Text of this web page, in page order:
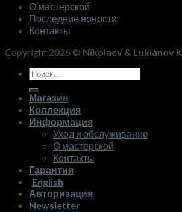
О мастерской
Последние новости
Контакты
Copyright 2026 © Nikolaev & Lukianov
Искать:
Магазин
Коллекция
Информация
Уход и обслуживание
О мастерской
Контакты
Гарантия
English
Авторизация
Newsletter